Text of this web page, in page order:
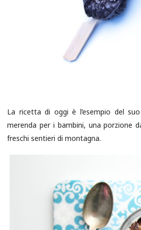
La ricetta di oggi è l’esempio del
merenda per i bambini, una porzione
freschi sentieri di montagna.